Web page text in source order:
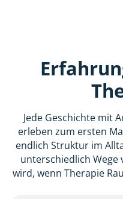
Jede Geschichte mit
erleben zum ersten
endlich Struktur im
unterschiedlich Wege
wird, wenn Therapie